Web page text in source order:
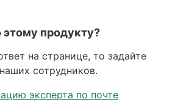
продукту?
на странице, то задайте
сотрудников.
эксперта по почте